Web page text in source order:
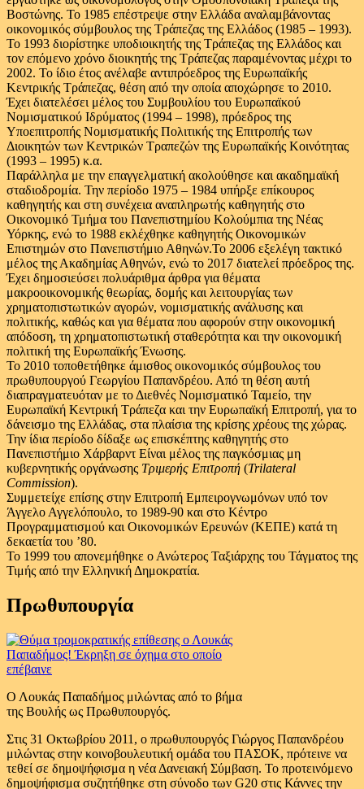
Βοστώνης. Το 1985 επέστρεψε στην Ελλάδα αναλαμβάνοντας
οικονομικός σύμβουλος της Τράπεζας της Ελλάδος (1985 – 1993).
Το 1993 διορίστηκε υποδιοικητής της Τράπεζας της Ελλάδος και
τον επόμενο χρόνο διοικητής της Τράπεζας παραμένοντας μέχρι το
2002. Το ίδιο έτος ανέλαβε αντιπρόεδρος της Ευρωπαϊκής
Κεντρικής Τράπεζας, θέση από την οποία αποχώρησε το 2010.
Έχει διατελέσει μέλος του Συμβουλίου του Ευρωπαϊκού
Νομισματικού Ιδρύματος (1994 – 1998), πρόεδρος της
Υποεπιτροπής Νομισματικής Πολιτικής της Επιτροπής των
Διοικητών των Κεντρικών Τραπεζών της Ευρωπαϊκής Κοινότητας
(1993 – 1995) κ.α.
Παράλληλα με την επαγγελματική ακολούθησε και ακαδημαϊκή
σταδιοδρομία. Την περίοδο 1975 – 1984 υπήρξε επίκουρος
καθηγητής και στη συνέχεια αναπληρωτής καθηγητής στο
Οικονομικό Τμήμα του Πανεπιστημίου Κολούμπια της Νέας
Υόρκης, ενώ το 1988 εκλέχθηκε καθηγητής Οικονομικών
Επιστημών στο Πανεπιστήμιο Αθηνών.Το 2006 εξελέγη τακτικό
μέλος της Ακαδημίας Αθηνών, ενώ το 2017 διατελεί πρόεδρος της.
Έχει δημοσιεύσει πολυάριθμα άρθρα για θέματα
μακροοικονομικής θεωρίας, δομής και λειτουργίας των
χρηματοπιστωτικών αγορών, νομισματικής ανάλυσης και
πολιτικής, καθώς και για θέματα που αφορούν στην οικονομική
απόδοση, τη χρηματοπιστωτική σταθερότητα και την οικονομική
πολιτική της Ευρωπαϊκής Ένωσης.
Το 2010 τοποθετήθηκε άμισθος οικονομικός σύμβουλος του
πρωθυπουργού Γεωργίου Παπανδρέου. Από τη θέση αυτή
διαπραγματευόταν με το Διεθνές Νομισματικό Ταμείο, την
Ευρωπαϊκή Κεντρική Τράπεζα και την Ευρωπαϊκή Επιτροπή, για το
δάνεισμο της Ελλάδας, στα πλαίσια της κρίσης χρέους της χώρας.
Την ίδια περίοδο δίδαξε ως επισκέπτης καθηγητής στο
Πανεπιστήμιο Χάρβαρντ Είναι μέλος της παγκόσμιας μη
κυβερνητικής οργάνωσης Τριμερής Επιτροπή (Trilateral
Commission).
Συμμετείχε επίσης στην Επιτροπή Εμπειρογνωμόνων υπό τον
Άγγελο Αγγελόπουλο, το 1989-90 και στο Κέντρο
Προγραμματισμού και Οικονομικών Ερευνών (ΚΕΠΕ) κατά τη
δεκαετία του ’80.
Το 1999 του απονεμήθηκε ο Ανώτερος Ταξιάρχης του Τάγματος της
Τιμής από την Ελληνική Δημοκρατία.
Πρωθυπουργία
Ο Λουκάς Παπαδήμος μιλώντας από το βήμα
της Βουλής ως Πρωθυπουργός.
Στις 31 Οκτωβρίου 2011, ο πρωθυπουργός Γιώργος Παπανδρέου
μιλώντας στην κοινοβουλευτική ομάδα του ΠΑΣΟΚ, πρότεινε να
τεθεί σε δημοψήφισμα η νέα Δανειακή Σύμβαση. Το προτεινόμενο
δημοψήφισμα συζητήθηκε στη σύνοδο των G20 στις Κάννες την